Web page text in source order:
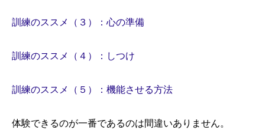
訓練のススメ（３）：心の準備
訓練のススメ（４）：しつけ
訓練のススメ（５）：機能させる方法
体験できるのが一番であるのは間違いありません。